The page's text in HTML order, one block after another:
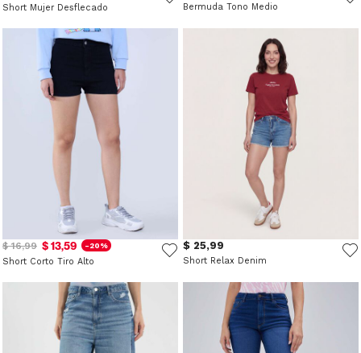
Short Mujer Desflecado Bermuda Tono Medio
$ 16,99 $ 13,59 -20%
Short Corto Tiro Alto
$ 25,99
Short Relax Denim